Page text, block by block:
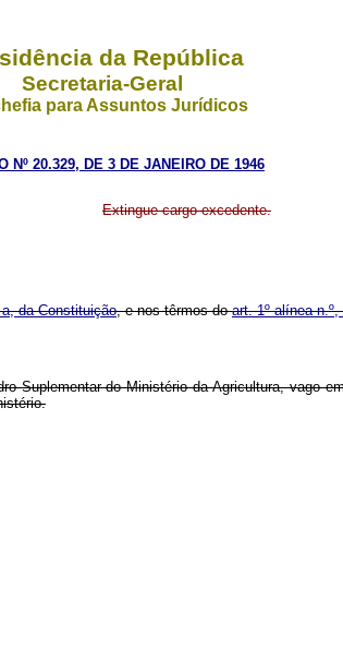
da República
Secretaria-Geral
para Assuntos Jurídicos
Nº 20.329, DE 3 DE JANEIRO DE 1946
Extingue cargo excedente.
da Constituição, e nos têrmos doart. 1º alínea
Suplementar do Ministério da Agricultura, vago